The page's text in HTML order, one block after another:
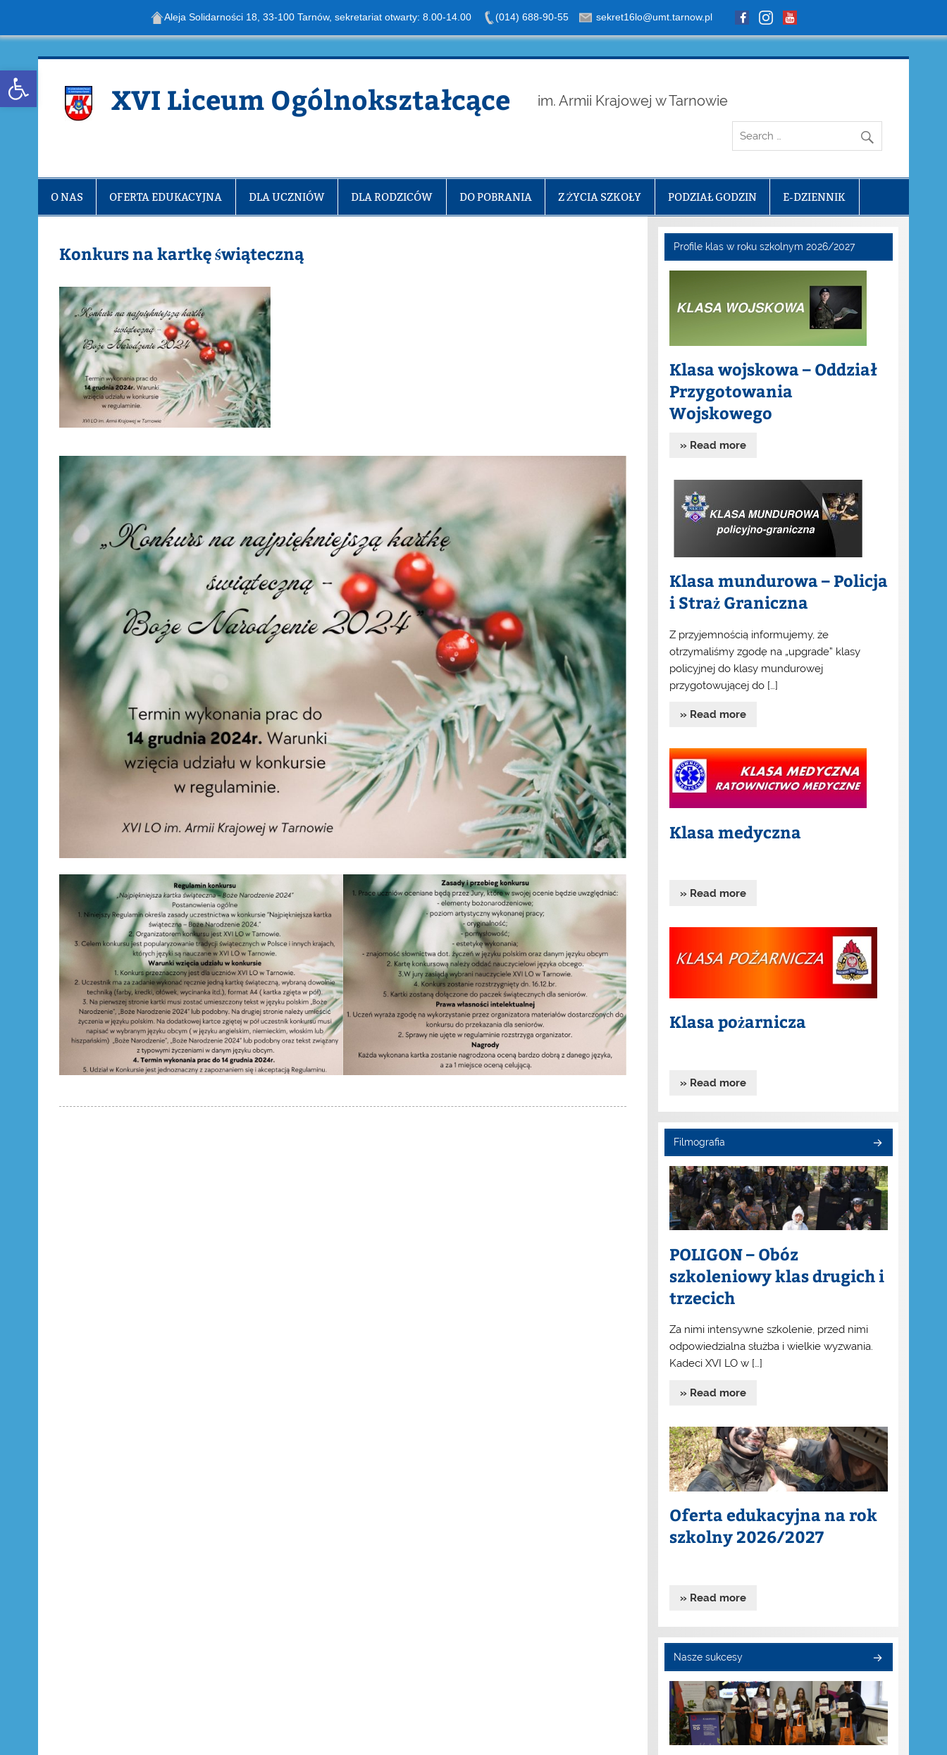
Open toolbar
Aleja Solidarności 18, 33-100 Tarnów, sekretariat otwarty: 8.00-14.00 (014) 688-90-55 sekret16lo@umt.tarnow.pl
Skip
XVI Liceum Ogólnokształcące im. Armii Krajowej w Tarnowie
O NAS OFERTA EDUKACYJNA DLA UCZNIÓW DLA RODZICÓW DO POBRANIA Z ŻYCIA SZKOŁY PODZIAŁ GODZIN E-DZIENNIK
Konkurs na kartkę świąteczną Profile klas w roku szkolnym 2026/2027
Klasa wojskowa – Oddział
Przygotowania
Wojskowego
» Read more
Klasa mundurowa – Policja
i Straż Graniczna
Z przyjemnością informujemy, że
otrzymaliśmy zgodę na „upgrade” klasy
policyjnej do klasy mundurowej
przygotowującej do […]
» Read more
Klasa medyczna
» Read more
Klasa pożarnicza
» Read more
Filmografia
POLIGON – Obóz
szkoleniowy klas drugich i
trzecich
Za nimi intensywne szkolenie, przed nimi
odpowiedzialna służba i wielkie wyzwania.
Kadeci XVI LO w […]
» Read more
Oferta edukacyjna na rok
szkolny 2026/2027
» Read more
Nasze sukcesy